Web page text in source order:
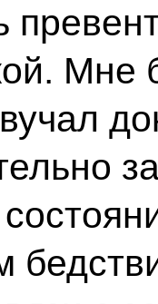
Мне